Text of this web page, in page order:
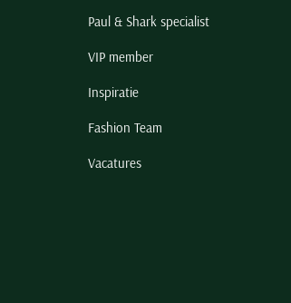
Paul & Shark specialist
VIP member
Inspiratie
Fashion Team
Vacatures